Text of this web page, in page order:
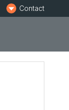
Contact